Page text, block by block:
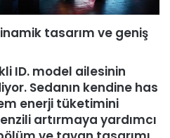
tasarım ve geniş
ID. model ailesinin
Sedanın kendine has
enerji tüketimini
artırmaya yardımcı